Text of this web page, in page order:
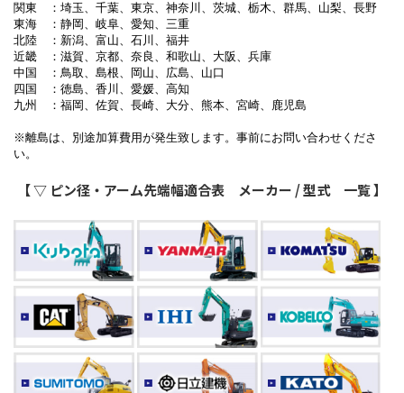
関東 ：埼玉、千葉、東京、神奈川、茨城、栃木、群馬、山梨、長野
東海 ：静岡、岐阜、愛知、三重
北陸 ：新潟、富山、石川、福井
近畿 ：滋賀、京都、奈良、和歌山、大阪、兵庫
中国 ：鳥取、島根、岡山、広島、山口
四国 ：徳島、香川、愛媛、高知
九州 ：福岡、佐賀、長崎、大分、熊本、宮崎、鹿児島
※離島は、別途加算費用が発生致します。事前にお問い合わせくださ
い。
【 ▽ ピン径・アーム先端幅適合表 メーカー / 型式 一覧 】